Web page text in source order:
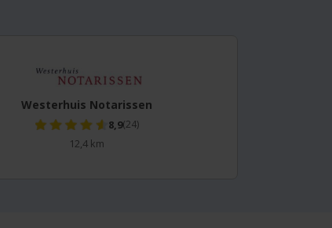
Westerhuis Notarissen
8,9(24)
12,4 km